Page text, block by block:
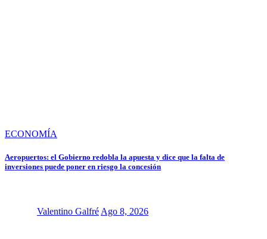
ECONOMÍA
Aeropuertos: el Gobierno redobla la apuesta y dice que la falta de
inversiones puede poner en riesgo la concesión
Valentino GalfréAgo 8, 2026